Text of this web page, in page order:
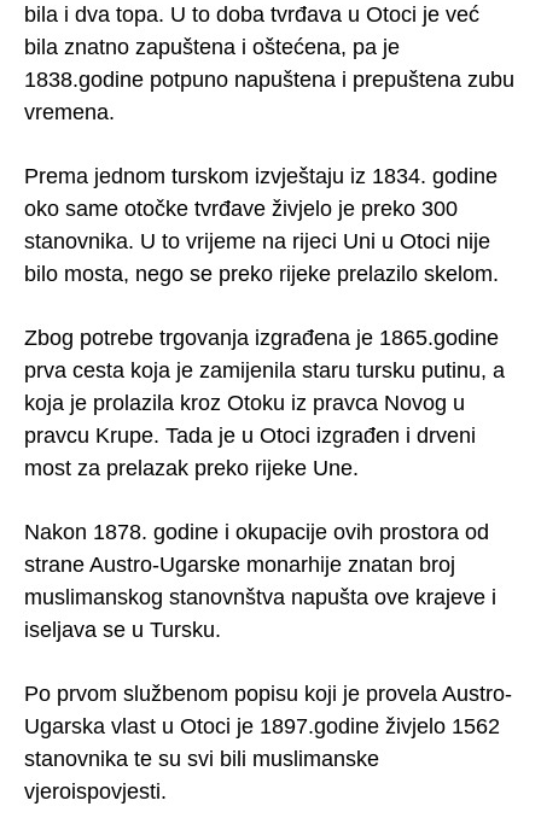
bila i dva topa. U to doba tvrđava u Otoci je već
bila znatno zapuštena i oštećena, pa je
1838.godine potpuno napuštena i prepuštena zubu
vremena.
Prema jednom turskom izvještaju iz 1834. godine
oko same otočke tvrđave živjelo je preko 300
stanovnika. U to vrijeme na rijeci Uni u Otoci nije
bilo mosta, nego se preko rijeke prelazilo skelom.
Zbog potrebe trgovanja izgrađena je 1865.godine
prva cesta koja je zamijenila staru tursku putinu, a
koja je prolazila kroz Otoku iz pravca Novog u
pravcu Krupe. Tada je u Otoci izgrađen i drveni
most za prelazak preko rijeke Une.
Nakon 1878. godine i okupacije ovih prostora od
strane Austro-Ugarske monarhije znatan broj
muslimanskog stanovnštva napušta ove krajeve i
iseljava se u Tursku.
Po prvom službenom popisu koji je provela Austro-
Ugarska vlast u Otoci je 1897.godine živjelo 1562
stanovnika te su svi bili muslimanske
vjeroispovjesti.